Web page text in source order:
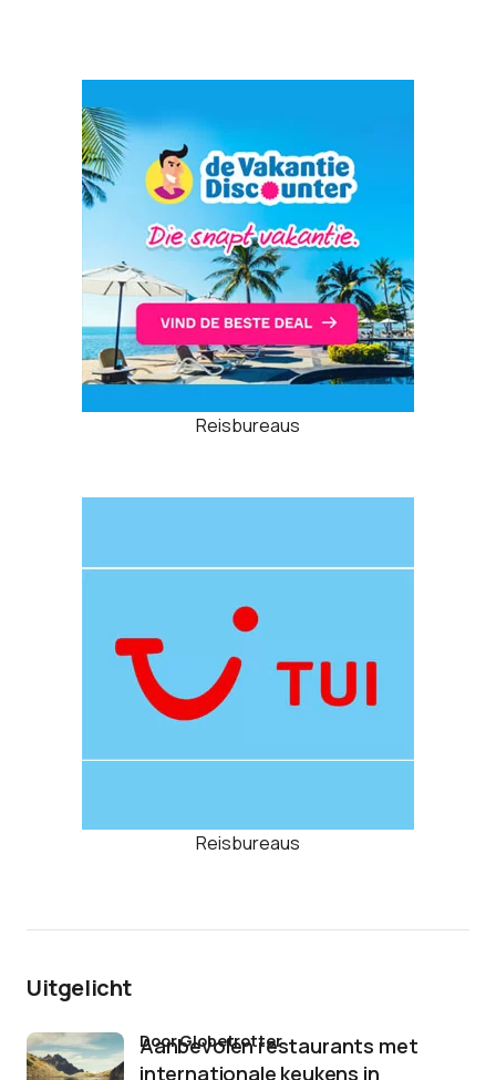
Reisbureaus
Reisbureaus
Uitgelicht
Aanbevolen restaurants met
internationale keukens in
door Globetrotter